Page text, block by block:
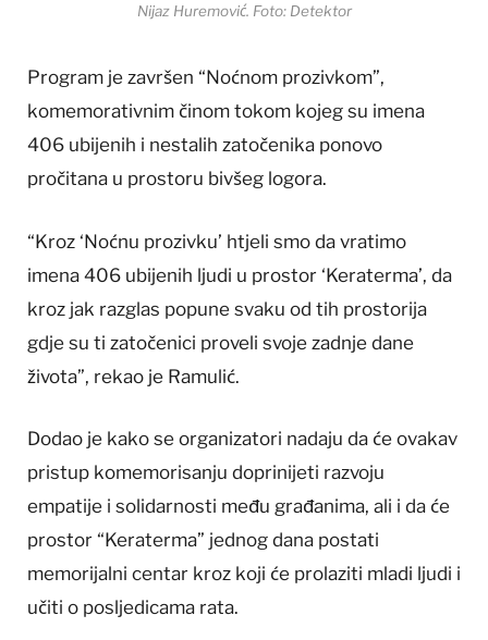
Nijaz Huremović. Foto: Detektor
Program je završen “Noćnom prozivkom”,
komemorativnim činom tokom kojeg su imena
406 ubijenih i nestalih zatočenika ponovo
pročitana u prostoru bivšeg logora.
“Kroz ‘Noćnu prozivku’ htjeli smo da vratimo
imena 406 ubijenih ljudi u prostor ‘Keraterma’, da
kroz jak razglas popune svaku od tih prostorija
gdje su ti zatočenici proveli svoje zadnje dane
života”, rekao je Ramulić.
Dodao je kako se organizatori nadaju da će ovakav
pristup komemorisanju doprinijeti razvoju
empatije i solidarnosti među građanima, ali i da će
prostor “Keraterma” jednog dana postati
memorijalni centar kroz koji će prolaziti mladi ljudi i
učiti o posljedicama rata.